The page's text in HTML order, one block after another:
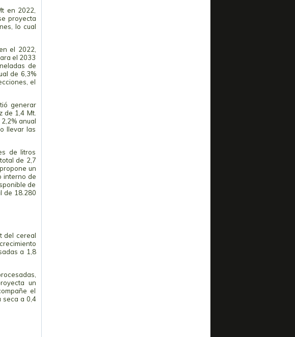
en 2022,
proyecta
lo cual
el 2022,
el 2033
de
de 6,3%
el
generar
de 1,4 Mt.
anual
llevar las
de litros
de 2,7
un
interno de
de
de 18.280
del cereal
a 1,8
un
el
seca a 0,4